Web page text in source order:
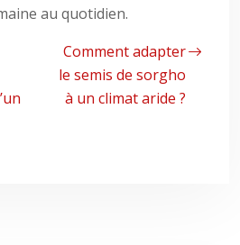
au quotidien.
Comment adapter
le semis de sorgho
à un climat aride ?